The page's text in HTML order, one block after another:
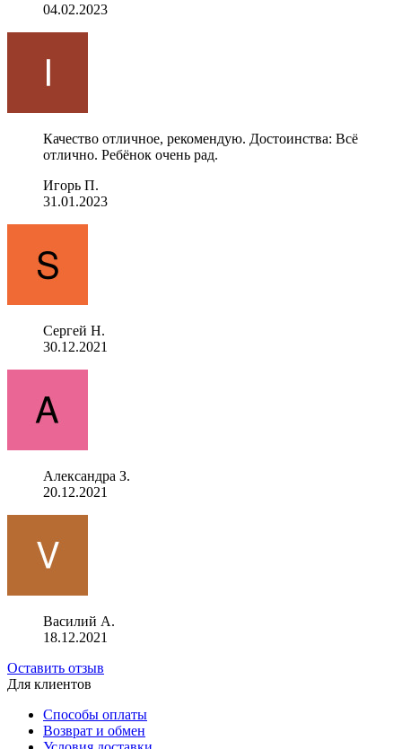
04.02.2023
Качество отличное, рекомендую. Достоинства: Всё
отлично. Ребёнок очень рад.
Игорь П.
31.01.2023
Сергей Н.
30.12.2021
Александра З.
20.12.2021
Василий А.
18.12.2021
Оставить отзыв
Для клиентов
Способы оплаты
Возврат и обмен